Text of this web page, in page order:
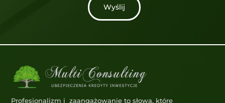
Wyślij
Profesjonalizm i zaangażowanie to słowa, które